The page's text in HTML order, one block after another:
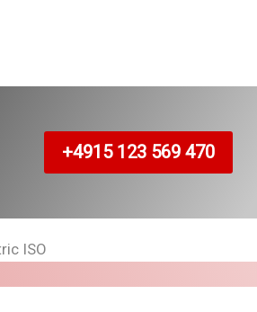
+4915 123 569 470